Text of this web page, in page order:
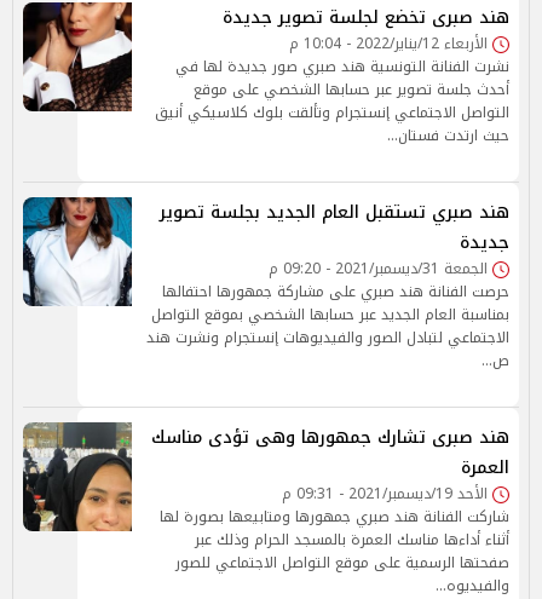
هند صبرى تخضع لجلسة تصوير جديدة
الأربعاء 12/يناير/2022 - 10:04 م
نشرت الفنانة التونسية هند صبري صور جديدة لها في
أحدث جلسة تصوير عبر حسابها الشخصي على موقع
التواصل الاجتماعي إنستجرام وتألقت بلوك كلاسيكي أنيق
حيث ارتدت فستان…
هند صبري تستقبل العام الجديد بجلسة تصوير
جديدة
الجمعة 31/ديسمبر/2021 - 09:20 م
حرصت الفنانة هند صبري على مشاركة جمهورها احتفالها
بمناسبة العام الجديد عبر حسابها الشخصي بموقع التواصل
الاجتماعي لتبادل الصور والفيديوهات إنستجرام ونشرت هند
ص…
هند صبرى تشارك جمهورها وهى تؤدى مناسك
العمرة
الأحد 19/ديسمبر/2021 - 09:31 م
شاركت الفنانة هند صبري جمهورها ومتابيعها بصورة لها
أثناء أداءها مناسك العمرة بالمسجد الحرام وذلك عبر
صفحتها الرسمية على موقع التواصل الاجتماعي للصور
والفيديوه…